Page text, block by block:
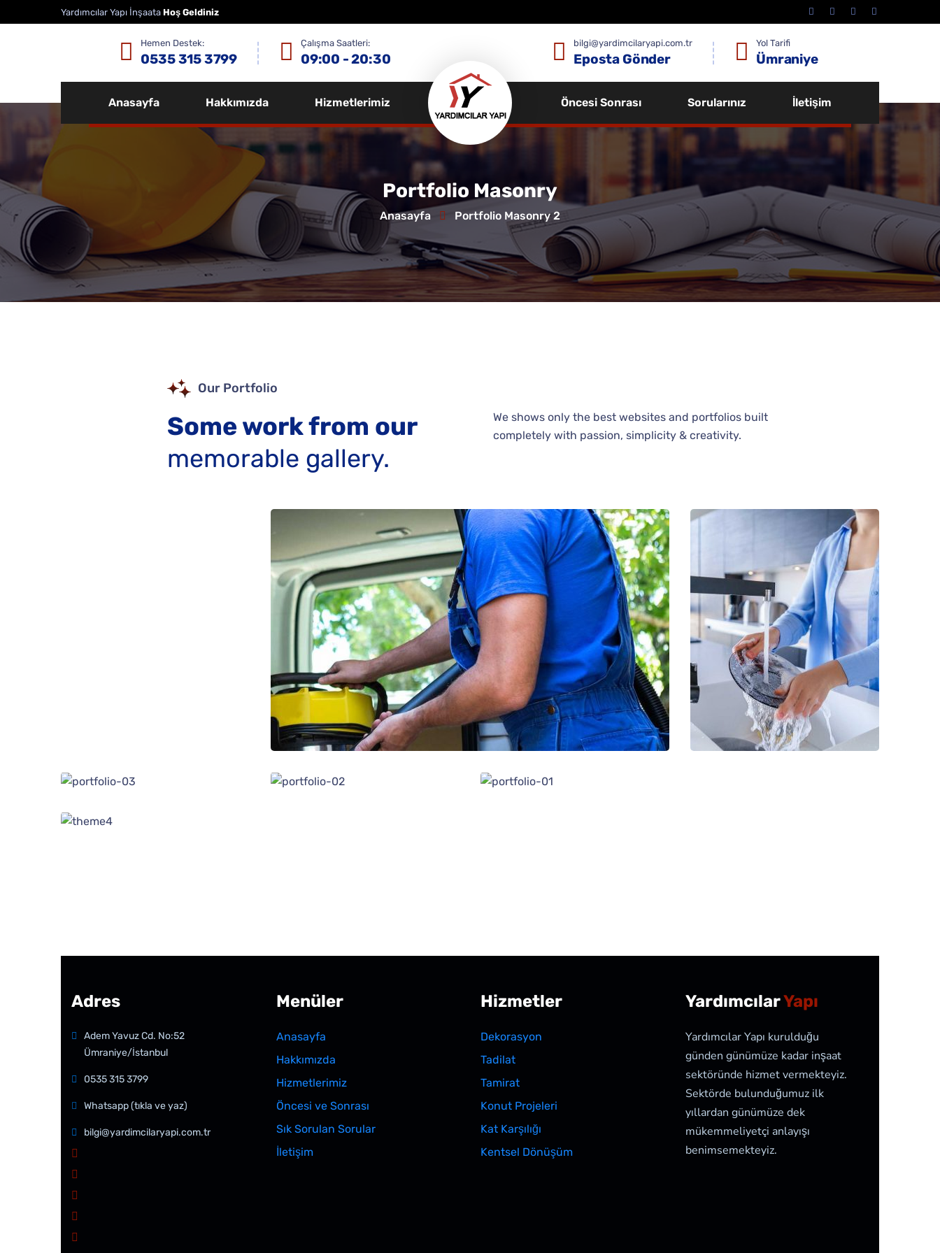
Yardımcılar Yapı İnşaata Hoş Geldiniz
Hemen Destek:
0535 315 3799
Çalışma Saatleri:
09:00 - 20:30
bilgi@yardimcilaryapi.com.tr
Eposta Gönder
Yol Tarifi
Ümraniye
Anasayfa Hakkımızda Hizmetlerimiz Öncesi Sonrası Sorularınız İletişim
Portfolio Masonry
Anasayfa Portfolio Masonry 2
Our Portfolio
Some work from our
memorable gallery.
We shows only the best websites and portfolios built
completely with passion, simplicity & creativity.
Adres
Adem Yavuz Cd. No:52
Ümraniye/İstanbul
0535 315 3799
Whatsapp (tıkla ve yaz)
bilgi@yardimcilaryapi.com.tr
Menüler
Anasayfa
Hakkımızda
Hizmetlerimiz
Öncesi ve Sonrası
Sık Sorulan Sorular
İletişim
Hizmetler
Dekorasyon
Tadilat
Tamirat
Konut Projeleri
Kat Karşılığı
Kentsel Dönüşüm
YardımcılarYapı
Yardımcılar Yapı kurulduğu
günden günümüze kadar inşaat
sektöründe hizmet vermekteyiz.
Sektörde bulunduğumuz ilk
yıllardan günümüze dek
mükemmeliyetçi anlayışı
benimsemekteyiz.